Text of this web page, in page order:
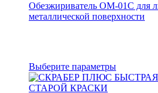
Обезжириватель ОМ-01С для
металлической поверхности
Выберите параметры